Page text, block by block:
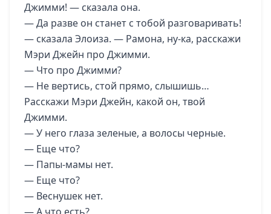
Джимми! — сказала она.
— Да разве он станет с тобой разговаривать!
— сказала Элоиза. — Рамона, ну-ка, расскажи
Мэри Джейн про Джимми.
— Что про Джимми?
— Не вертись, стой прямо, слышишь…
Расскажи Мэри Джейн, какой он, твой
Джимми.
— У него глаза зеленые, а волосы черные.
— Еще что?
— Папы-мамы нет.
— Еще что?
— Веснушек нет.